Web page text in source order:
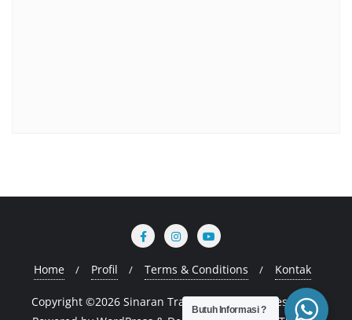
Home Profil Terms & Conditions Kontak
Copyright ©2026 Sinaran Training . All rights reserved.
Butuh Informasi ?